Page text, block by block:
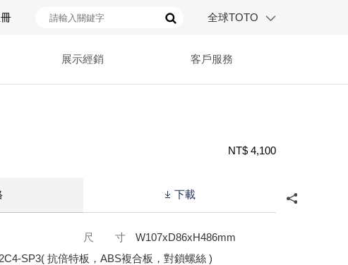
全球TOTO
展示經銷 客戶服務
NT$ 4,100
下載
尺 寸
W107xD86xH486mm
SP3( 抗倍特板，ABS複合板，對鎖螺絲 )